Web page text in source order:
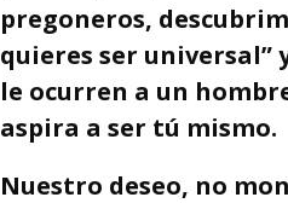
pregoneros,
quieres ser universal”
le ocurren a un
aspira a ser tú mismo.
Nuestro deseo, no